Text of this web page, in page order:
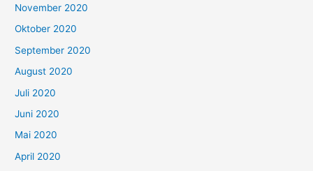
November 2020
Oktober 2020
September 2020
August 2020
Juli 2020
Juni 2020
Mai 2020
April 2020